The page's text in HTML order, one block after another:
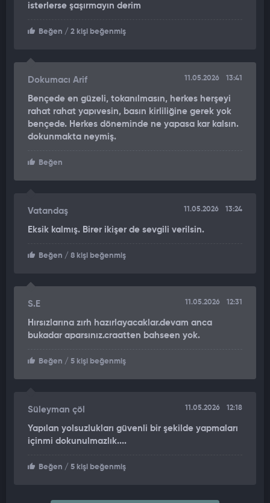
isterlerse şaşırmayın derim
Beğen / 2 kişi beğenmiş
Dokumacı Arif 11.05.2026 13:41
Bençede en güzeli, tokanılmasın, herkes herşeyi
rahat rahat yapıvesin, basın kirliliğine gerek yok
bençede. Herkes döneminde ne yapasa kar kalsın.
dokunmakta neymiş.
Beğen
Vatandaş 11.05.2026 13:24
Eksik kalmış. Birer ikişer de sevgili verilsin.
Beğen / 8 kişi beğenmiş
S.E 11.05.2026 12:31
Hırsızlarına zırh hazırlayacaklar.devam anca
bukadar aparsınız.craatten bahseen yok.
Beğen / 5 kişi beğenmiş
Süleyman çöl 11.05.2026 12:18
Yapılan yolsuzlukları güvenli bir şekilde yapmaları
içinmi dokunulmazlık....
Beğen / 5 kişi beğenmiş